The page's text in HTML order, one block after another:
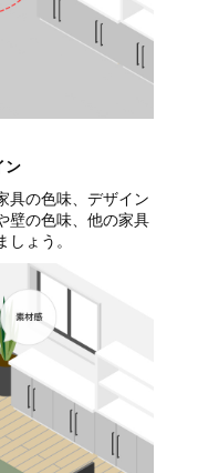
ン
具の色味、デザイン
壁の色味、他の家具
ょう。